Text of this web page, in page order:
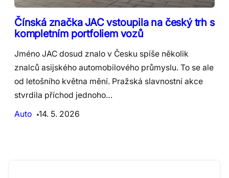
Čínská značka JAC vstoupila na český trh s
kompletním portfoliem vozů
Jméno JAC dosud znalo v Česku spíše několik
znalců asijského automobilového průmyslu. To se ale
od letošního května mění. Pražská slavnostní akce
stvrdila příchod jednoho…
Auto
14. 5. 2026